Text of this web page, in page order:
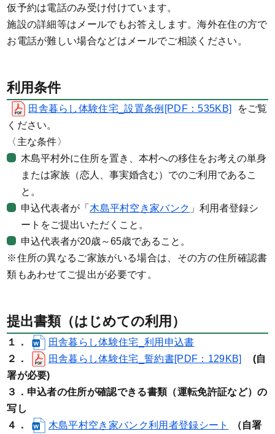
仮予約は電話のみ受け付けています。
施設の詳細等はメールでもお答えします。海外在住の方で
お電話が難しい場合などはメールでご相談ください。
利用条件
田舎暮らし体験住宅_設置条例[PDF：535KB]
をご覧
ください。
〈主な条件〉
木島平村外に住所を置き、本村への移住をお考えの単身
または家族（恋人、事実婚含む）でのご利用であるこ
と。
申込代表者が「 木島平村空き家バンク 」利用者登録シ
ートをご提出いただくこと。
申込代表者が20歳～65歳であること。
※住所の異なるご家族がいる場合は、その方の住所確認書
類もあわせてご提出が必要です。
提出書類（はじめての利用）
１．
田舎暮らし体験住宅_利用申込書
２．
田舎暮らし体験住宅_誓約書[PDF：129KB]
(自
署が必要)
３．申込者の住所が確認できる書類（運転免許証など）の
写し
４．
木島平村空き家バンク利用者登録シート
（自署